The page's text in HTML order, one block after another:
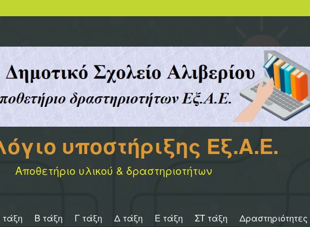
υποστήριξης Εξ.Α.Ε.
Αποθετήριο υλικού & δραστηριοτήτων
Β τάξη Γ τάξη Δ τάξη Ε τάξη ΣΤ τάξη Δραστηριότητες